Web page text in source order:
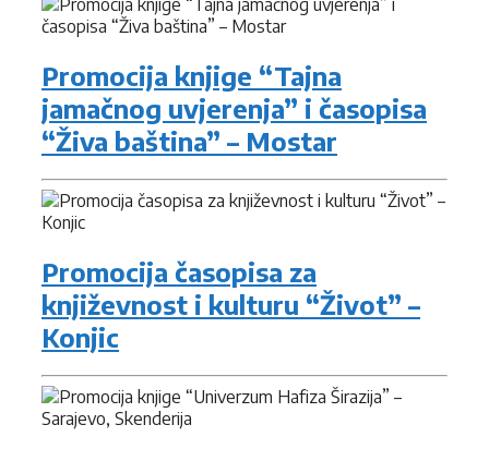
Promocija knjige “Tajna
jamačnog uvjerenja” i časopisa
“Živa baština” – Mostar
Promocija časopisa za
književnost i kulturu “Život” –
Konjic